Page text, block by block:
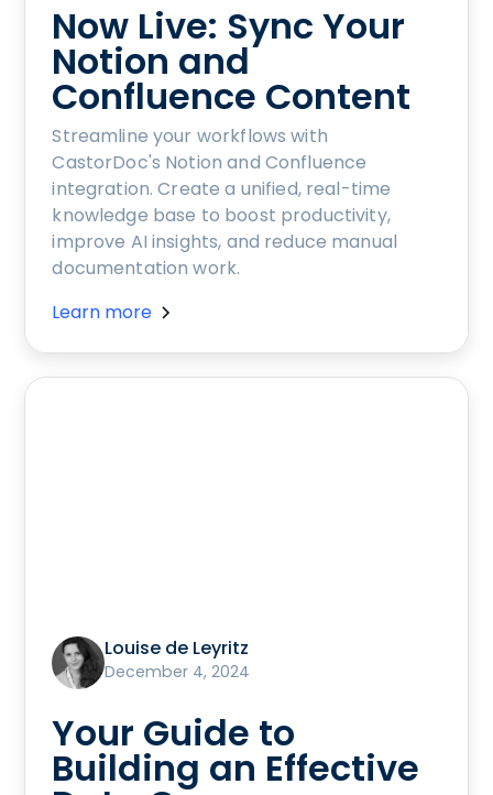
Now Live: Sync Your
Notion and
Confluence Content
Streamline your workflows with
CastorDoc's Notion and Confluence
integration. Create a unified, real-time
knowledge base to boost productivity,
improve AI insights, and reduce manual
documentation work.
Learn more
Louise de Leyritz
December 4, 2024
Your Guide to
Building an Effective